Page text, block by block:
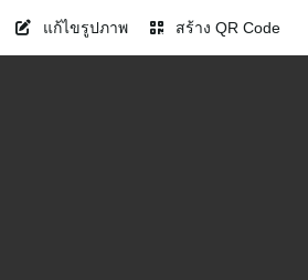
แก้ไขรูปภาพ สร้าง QR Code